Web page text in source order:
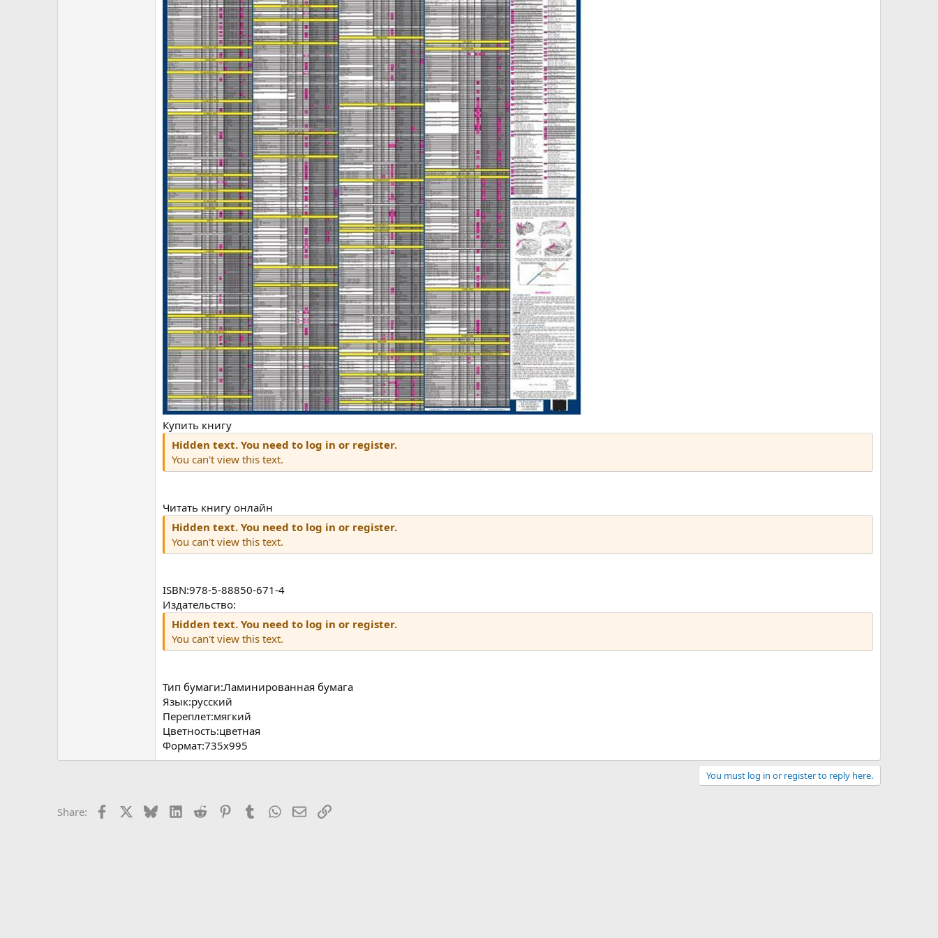
Купить книгу
Hidden text. You need to log in or register.
You can't view this text.
Читать книгу онлайн
Hidden text. You need to log in or register.
You can't view this text.
ISBN:978-5-88850-671-4
Издательство:
Hidden text. You need to log in or register.
You can't view this text.
Тип бумаги:Ламинированная бумага
Язык:русский
Переплет:мягкий
Цветность:цветная
Формат:735х995
You must log in or register to reply here.
Share: Facebook BlueskyLinkedIn
Reddit PinterestTumblrWhatsApp
EmailLink